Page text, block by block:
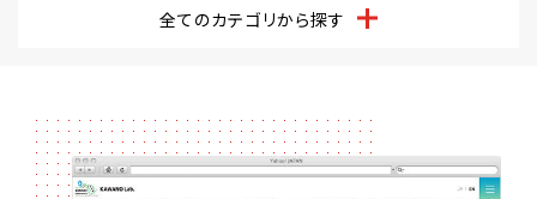
全てのカテゴリから探す